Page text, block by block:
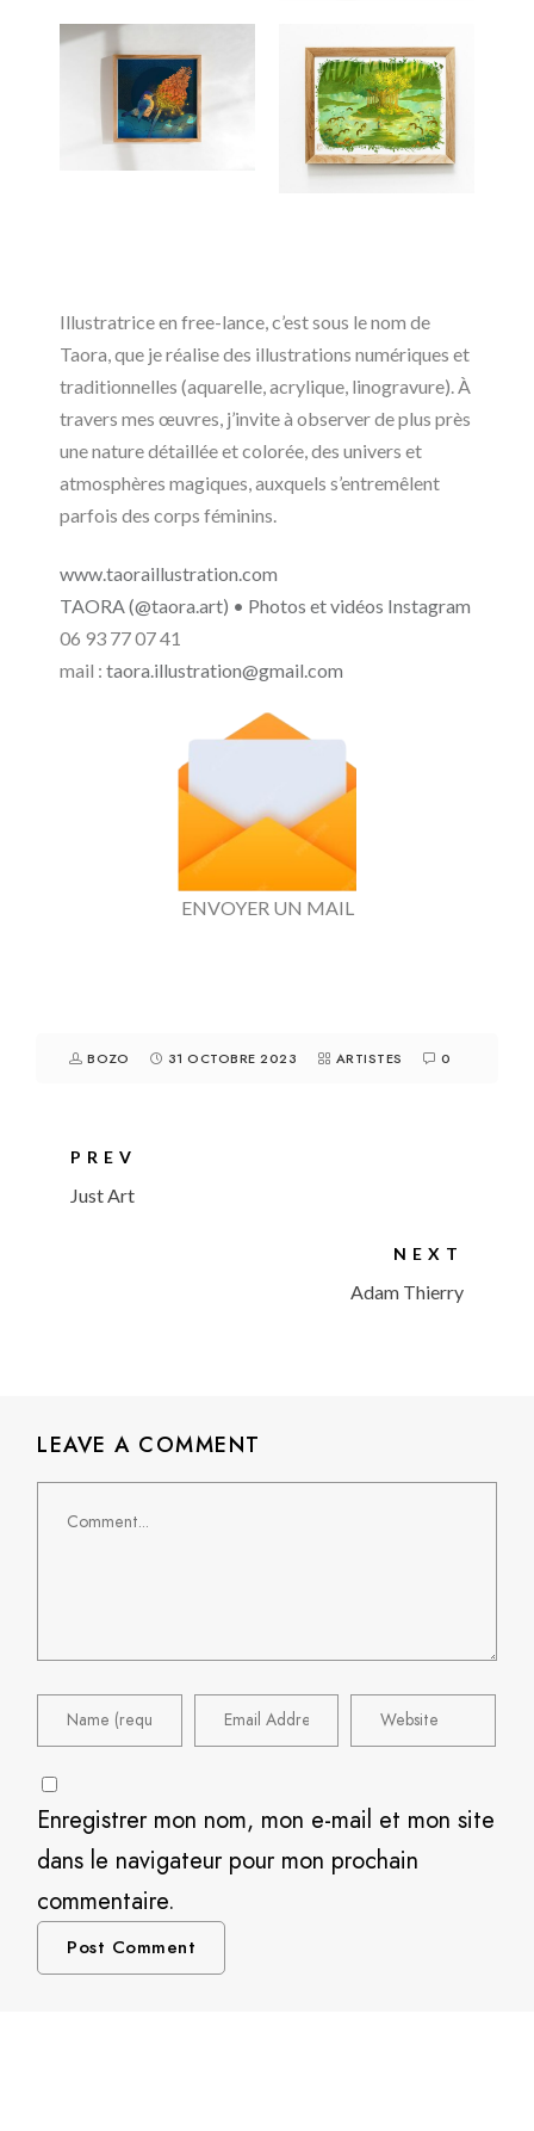
Illustratrice en free-lance, c’est sous le nom de
Taora, que je réalise des illustrations numériques et
traditionnelles (aquarelle, acrylique, linogravure). À
travers mes œuvres, j’invite à observer de plus près
une nature détaillée et colorée, des univers et
atmosphères magiques, auxquels s’entremêlent
parfois des corps féminins.
www.taoraillustration.com
TAORA (@taora.art) • Photos et vidéos Instagram
06 93 77 07 41
mail : taora.illustration@gmail.com
ENVOYER UN MAIL
BOZO 31 OCTOBRE 2023 ARTISTES 0
PREV
Just Art
NEXT
Adam Thierry
LEAVE A COMMENT
Enregistrer mon nom, mon e-mail et mon site
dans le navigateur pour mon prochain
commentaire.